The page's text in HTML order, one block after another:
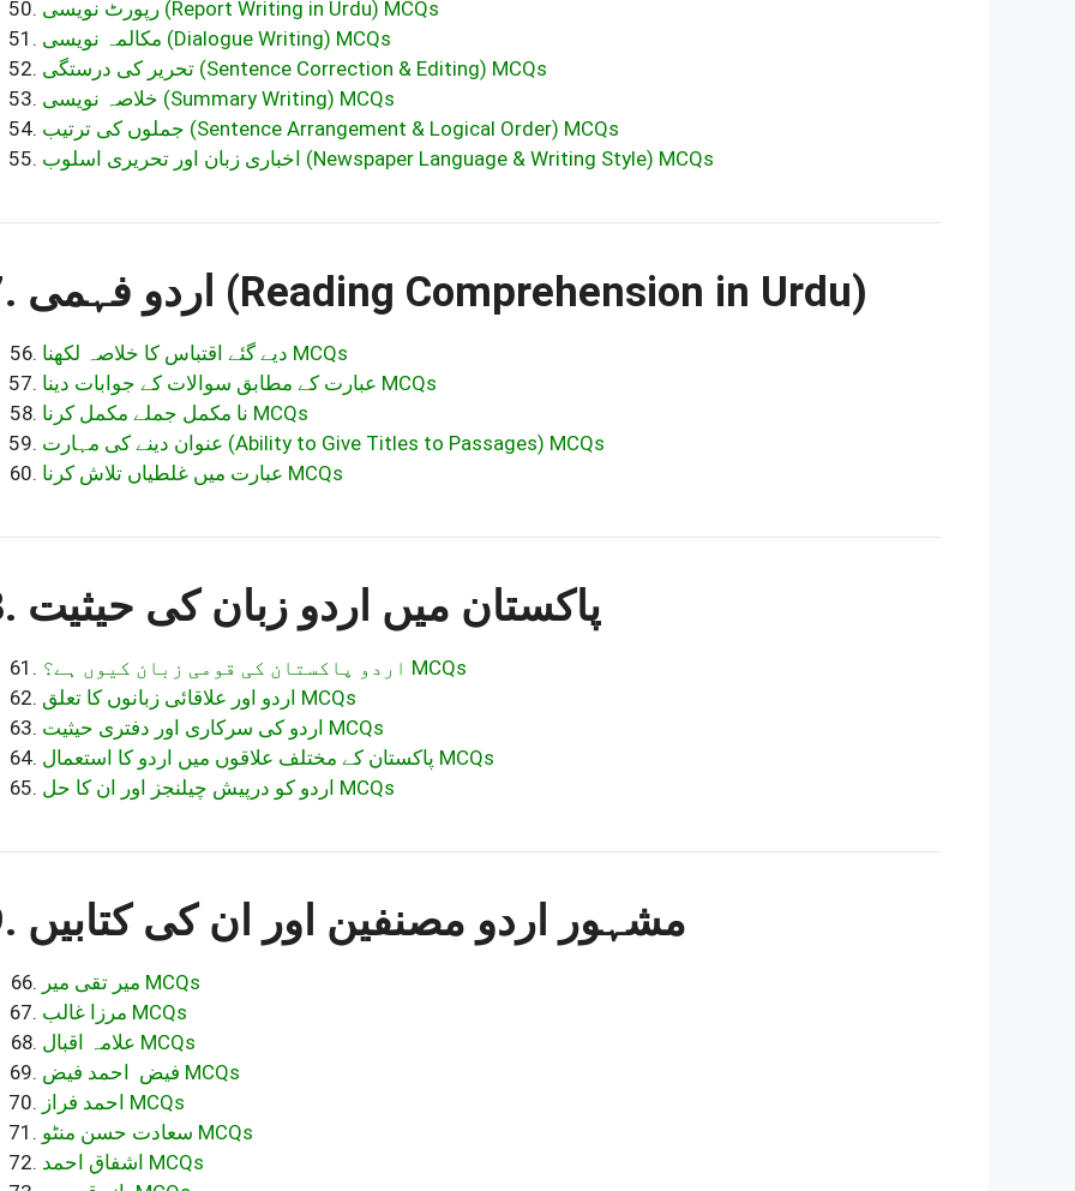
رپورٹ نویسی (Report Writing in Urdu) MCQs
مکالمہ نویسی (Dialogue Writing) MCQs
تحریر کی درستگی (Sentence Correction & Editing) MCQs
خلاصہ نویسی (Summary Writing) MCQs
جملوں کی ترتیب (Sentence Arrangement & Logical Order) MCQs
اخباری زبان اور تحریری اسلوب (Newspaper Language & Writing Style) MCQs
7. اردو فہمی (Reading Comprehension in Urdu)
دیے گئے اقتباس کا خلاصہ لکھنا MCQs
عبارت کے مطابق سوالات کے جوابات دینا MCQs
نا مکمل جملے مکمل کرنا MCQs
عنوان دینے کی مہارت (Ability to Give Titles to Passages) MCQs
عبارت میں غلطیاں تلاش کرنا MCQs
8. پاکستان میں اردو زبان کی حیثیت
اردو پاکستان کی قومی زبان کیوں ہے؟ MCQs
اردو اور علاقائی زبانوں کا تعلق MCQs
اردو کی سرکاری اور دفتری حیثیت MCQs
پاکستان کے مختلف علاقوں میں اردو کا استعمال MCQs
اردو کو درپیش چیلنجز اور ان کا حل MCQs
9. مشہور اردو مصنفین اور ان کی کتابیں
میر تقی میر MCQs
مرزا غالب MCQs
علامہ اقبال MCQs
فیض احمد فیض MCQs
احمد فراز MCQs
سعادت حسن منٹو MCQs
اشفاق احمد MCQs